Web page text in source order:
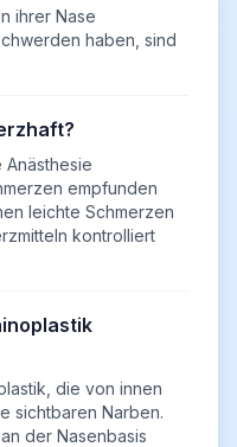
ihrer Nase
haben, sind
empfunden
leichte Schmerzen
kontrolliert
die von innen
sichtbaren Narben.
der Nasenbasis